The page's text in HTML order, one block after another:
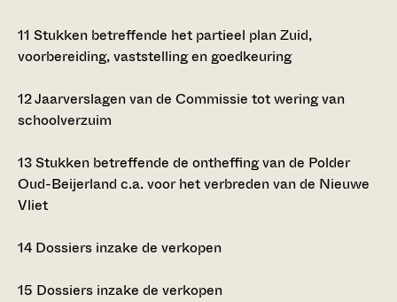
11 Stukken betreffende het partieel plan Zuid,
voorbereiding, vaststelling en goedkeuring
12Jaarverslagen van de Commissie tot wering van
schoolverzuim
13Stukken betreffende de ontheffing van de Polder
Oud-Beijerland c.a. voor het verbreden van de Nieuwe
Vliet
14 Dossiers inzake de verkopen
15 Dossiers inzake de verkopen